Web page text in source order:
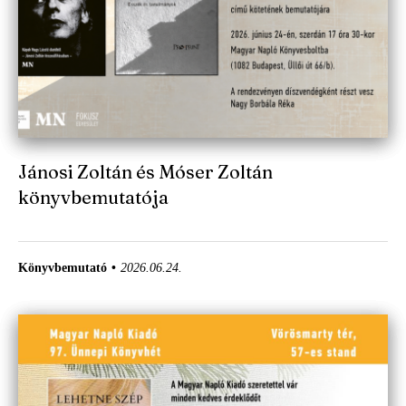
Jánosi Zoltán és Móser Zoltán
könyvbemutatója
Könyvbemutató 2026.06.24.